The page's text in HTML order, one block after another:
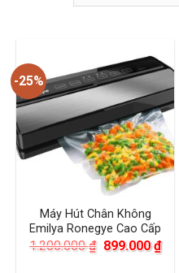
-25%
Máy Hút Chân Không
Emilya Ronegye Cao Cấp
1.200.000₫ Giá
899.000₫Giá
hiện